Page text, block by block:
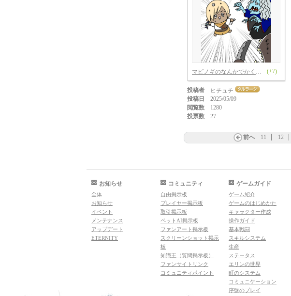
マビノギのなんかでかくてつよいやつら (+7)
投稿者
ヒチュチ
投稿日
2025/05/09
閲覧数
1280
投票数
27
前へ 11 12
お知らせ
全体
お知らせ
イベント
メンテナンス
アップデート
ETERNITY
コミュニティ
自由掲示板
プレイヤー掲示板
取引掲示板
ペットAI掲示板
ファンアート掲示板
スクリーンショット掲示
板
知識王（質問掲示板）
ファンサイトリンク
コミュニティポイント
ゲームガイド
ゲーム紹介
ゲームのはじめかた
キャラクター作成
操作ガイド
基本戦闘
スキルシステム
生産
ステータス
エリンの世界
町のシステム
コミュニケーション
序盤のプレイ